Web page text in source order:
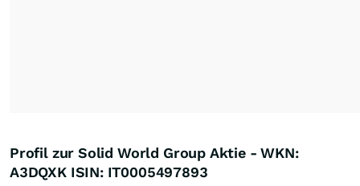
Profil zur Solid World Group Aktie - WKN:
A3DQXK ISIN: IT0005497893